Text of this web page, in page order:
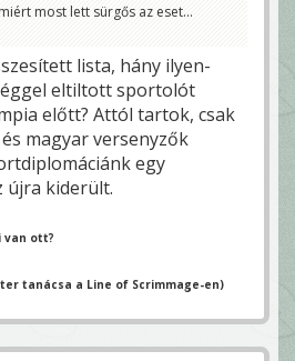
most lett sürgős az eset...
lista, hány ilyen-
eltiltott sportolót
előtt? Attól tartok, csak
magyar versenyzők
egy
újra kiderült.
van ott?
tanácsa a Line of Scrimmage-en)